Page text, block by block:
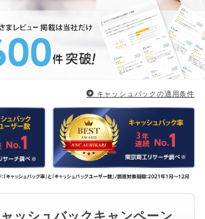
キャッシュバックの適用条件
ッシュバックキャンペーン